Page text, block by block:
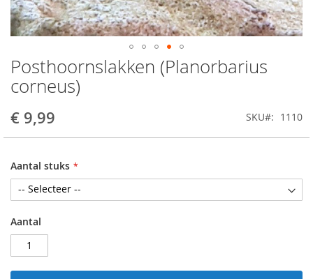
Posthoornslakken (Planorbarius
corneus)
€ 9,99 SKU 1110
Aantal stuks
Aantal
Ga
naar
het
van
gallerij